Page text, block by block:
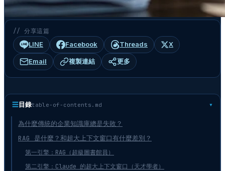
// 分享這篇
LINE Facebook Threads X
Email 複製連結 更多
☰目錄table-of-contents.md
為什麼傳統的企業知識庫總是失敗？
RAG 是什麼？和超大上下文窗口有什麼差別？
第一引擎：RAG（超級圖書館員）
第二引擎：Claude 的超大上下文窗口（天才學者）